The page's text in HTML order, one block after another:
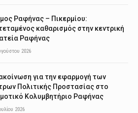
Ραφήνας – Πικερμίου:
καθαρισμός στην κεντρική
Ραφήνας
2026
για την εφαρμογή των
Πολιτικής Προστασίας στο
Κολυμβητήριο Ραφήνας
2026